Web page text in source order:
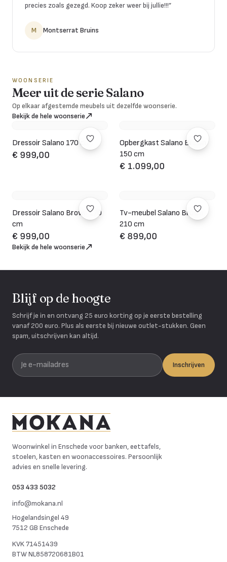
precies zoals gezegd. Koop zeker weer bij jullie!!!”
M Montserrat Bruins
WOONSERIE
Meer uit de serie Salano
Op elkaar afgestemde meubels uit dezelfde woonserie.
Bekijk de hele woonserie
Dressoir Salano 170 cm
€ 999,00
Opbergkast Salano Brown
150 cm
€ 1.099,00
Dressoir Salano Brown 170
cm
€ 999,00
Tv-meubel Salano Brown
210 cm
€ 899,00
Bekijk de hele woonserie
Blijf op de hoogte
Schrijf je in en ontvang 25 euro korting op je eerste bestelling
vanaf 200 euro. Plus als eerste bij nieuwe outlet-stukken. Geen
spam, uitschrijven kan altijd.
Je e-mailadres
Inschrijven
Woonwinkel in Enschede voor banken, eettafels,
stoelen, kasten en woonaccessoires. Persoonlijk
advies en snelle levering.
053 433 5032
info@mokana.nl
Hogelandsingel 49
7512 GB Enschede
KVK71451439
BTWNL858720681B01